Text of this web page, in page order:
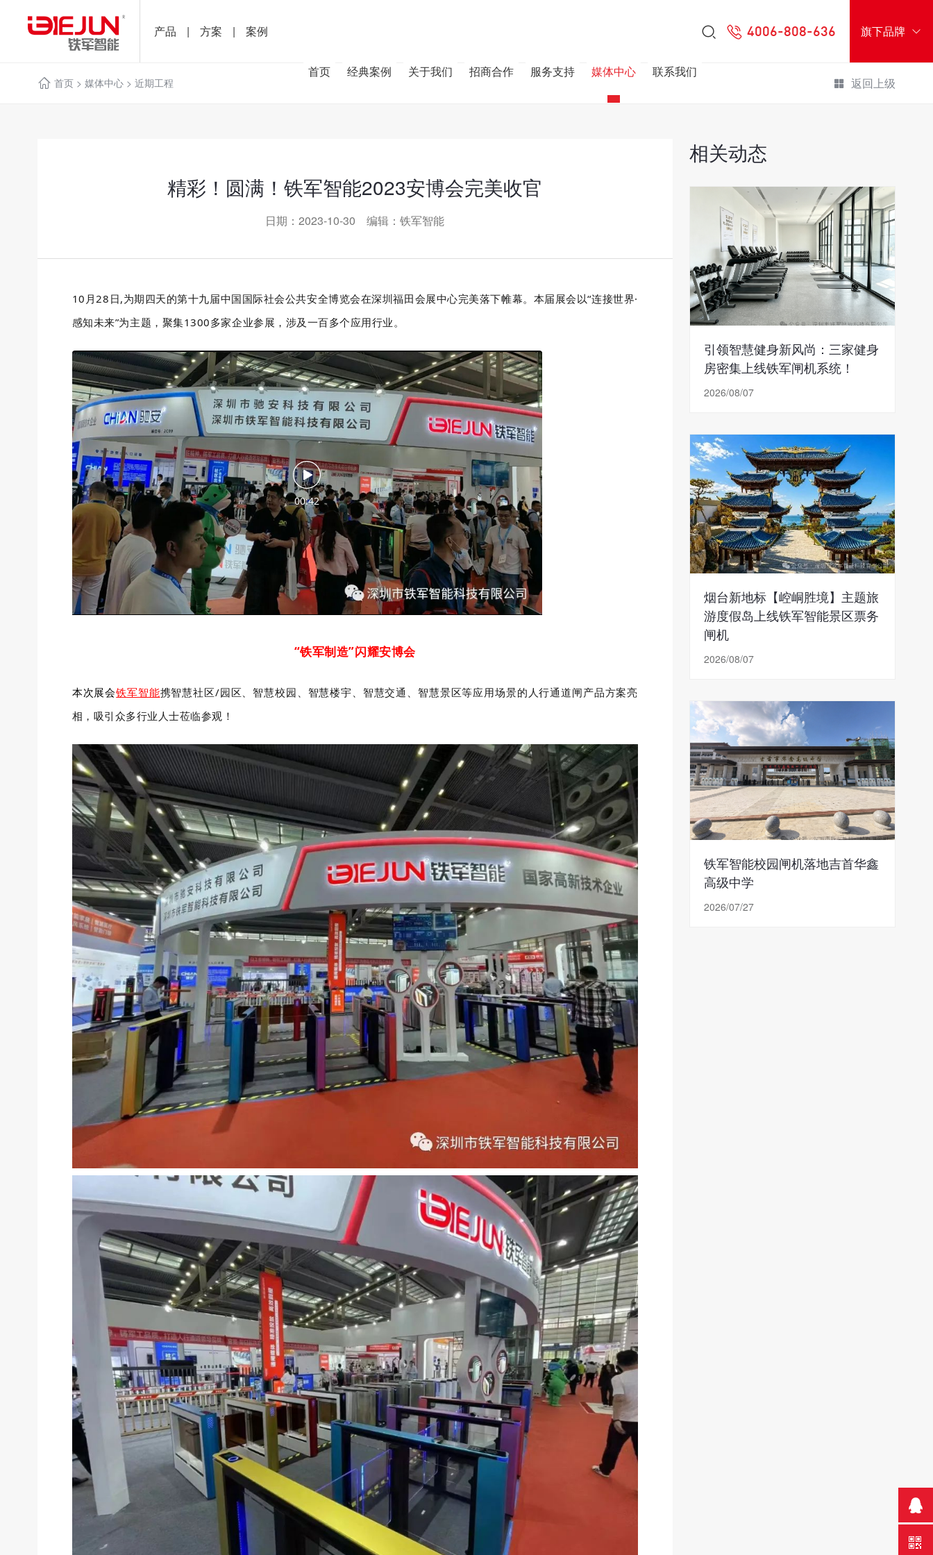
产品 | 方案 | 案例 旗下品牌
4006-808-636
首页 经典案例 关于我们 招商合作 服务支持 媒体中心 联系我们
首页> 媒体中心> 近期工程 返回上级
精彩！圆满！铁军智能2023安博会完美收官
日期：2023-10-30 编辑：铁军智能
10月28日,为期四天的第十九届中国国际社会公共安全博览会在深圳福田会展中心完美落下帷幕。本届展会以“连接世界·
感知未来”为主题，聚集1300多家企业参展，涉及 一百多个应用行业。
00:42
“铁军制造”闪耀安博会
本次展会铁军智能携智慧社区/园区、智慧校园、智慧楼宇、智慧交通、智慧景区等应用场景的人行通道闸产品方案亮
相，吸引众多行业人士莅临参观！
相关动态
引领智慧健身新风尚：三家健身
房密集上线铁军闸机系统！
2026/08/07
烟台新地标【崆峒胜境】主题旅
游度假岛上线铁军智能景区票务
闸机
2026/08/07
铁军智能校园闸机落地吉首华鑫
高级中学
2026/07/27